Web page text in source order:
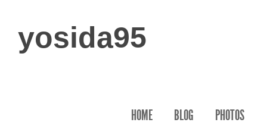
yosida95
HOME BLOG PHOTOS